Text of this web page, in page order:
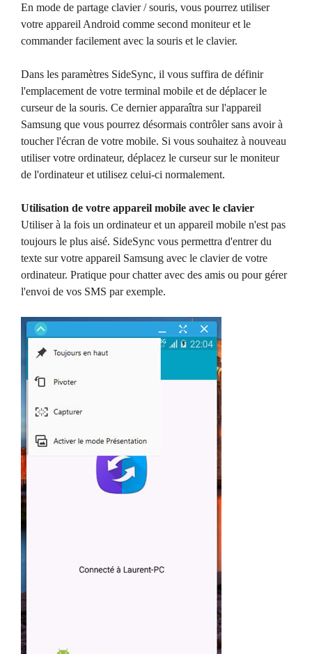
En mode de partage clavier / souris, vous pourrez utiliser
votre appareil Android comme second moniteur et le
commander facilement avec la souris et le clavier.
Dans les paramètres SideSync, il vous suffira de définir
l'emplacement de votre terminal mobile et de déplacer le
curseur de la souris. Ce dernier apparaîtra sur l'appareil
Samsung que vous pourrez désormais contrôler sans avoir à
toucher l'écran de votre mobile. Si vous souhaitez à nouveau
utiliser votre ordinateur, déplacez le curseur sur le moniteur
de l'ordinateur et utilisez celui-ci normalement.
Utilisation de votre appareil mobile avec le clavier
Utiliser à la fois un ordinateur et un appareil mobile n'est pas
toujours le plus aisé. SideSync vous permettra d'entrer du
texte sur votre appareil Samsung avec le clavier de votre
ordinateur. Pratique pour chatter avec des amis ou pour gérer
l'envoi de vos SMS par exemple.